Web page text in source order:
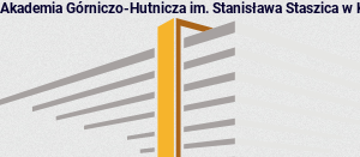
Akademia Górniczo-Hutnicza im. Stanisława Staszica w